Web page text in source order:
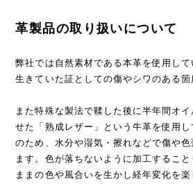
革製品の取り扱いについて
弊社では自然素材である本革を使用し
生きていた証としての傷やシワのある箇
また特殊な製法で鞣した後に半年間オ
せた「熟成レザー」という牛革を使用
のため、水分や湿気・擦れなどで傷や
ます。色が落ちないように加工するこ
ままの色や風合いを生かし経年変化を